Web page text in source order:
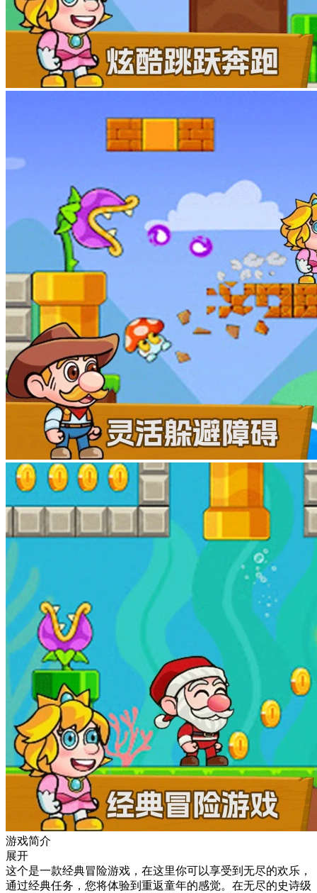
游戏简介
展开
这个是一款经典冒险游戏，在这里你可以享受到无尽的欢乐，
通过经典任务，您将体验到重返童年的感觉。在无尽的史诗级